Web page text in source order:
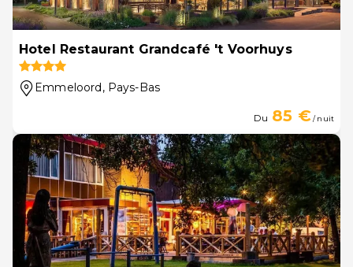
Hotel Restaurant Grandcafé 't Voorhuys
Emmeloord, Pays-Bas
Du 85 €/ nuit